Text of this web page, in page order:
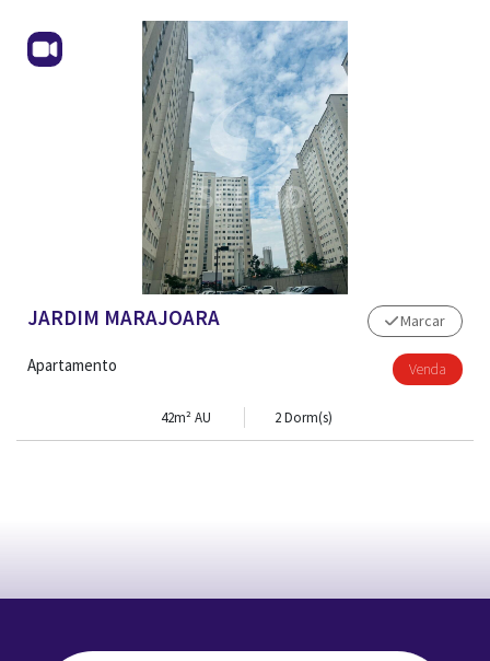
JARDIM MARAJOARA
Apartamento
Marcar
Venda
42m² AU 2 Dorm(s)